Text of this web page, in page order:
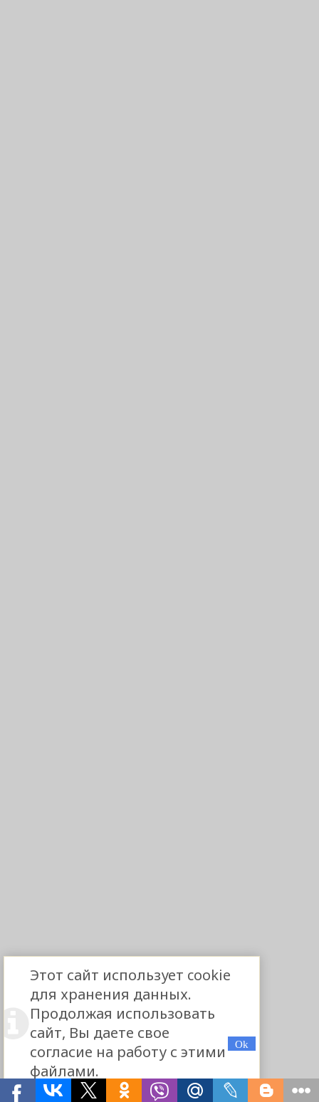
Этот сайт использует cookie
для хранения данных.
Продолжая использовать
сайт, Вы даете свое
согласие на работу с этими
файлами.